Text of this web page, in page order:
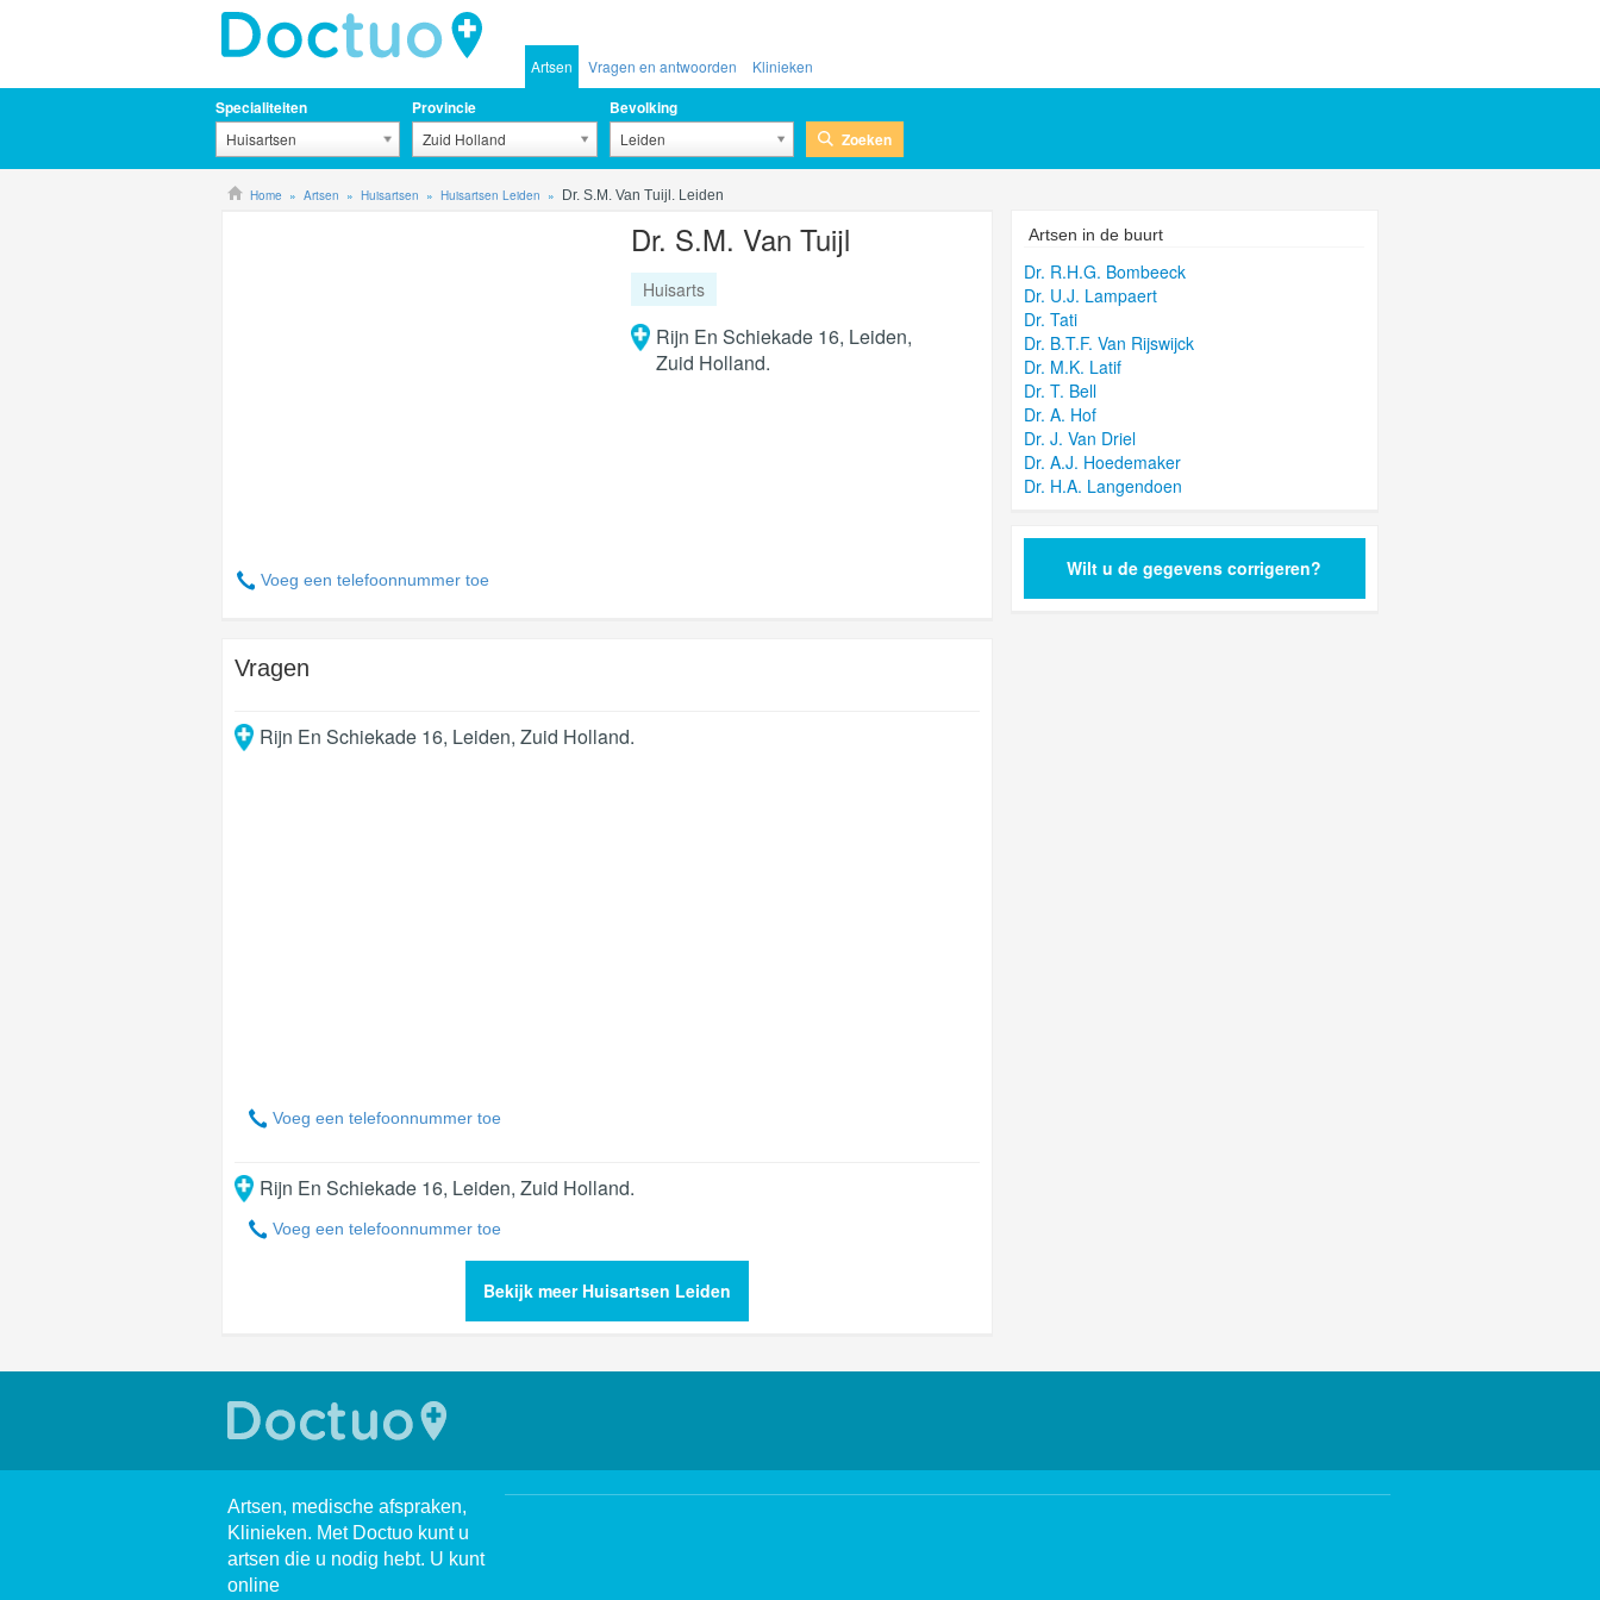
Artsen Vragen en antwoorden Klinieken
Specialiteiten
Huisartsen
Provincie
Zuid Holland
Bevolking
Leiden Zoeken
Home Artsen Huisartsen Huisartsen Leiden Dr. S.M. Van Tuijl. Leiden
Voeg een telefoonnummer toe
Dr. S.M. Van Tuijl
Huisarts
Rijn En Schiekade 16, Leiden,
Zuid Holland.
Vragen
Rijn En Schiekade 16, Leiden, Zuid Holland.
Voeg een telefoonnummer toe
Rijn En Schiekade 16, Leiden, Zuid Holland.
Voeg een telefoonnummer toe
Bekijk meer Huisartsen Leiden
Artsen in de buurt
Dr. R.H.G. Bombeeck
Dr. U.J. Lampaert
Dr. Tati
Dr. B.T.F. Van Rijswijck
Dr. M.K. Latif
Dr. T. Bell
Dr. A. Hof
Dr. J. Van Driel
Dr. A.J. Hoedemaker
Dr. H.A. Langendoen
Wilt u de gegevens corrigeren?
Artsen, medische afspraken,
Klinieken. Met Doctuo kunt u
artsen die u nodig hebt. U kunt
online